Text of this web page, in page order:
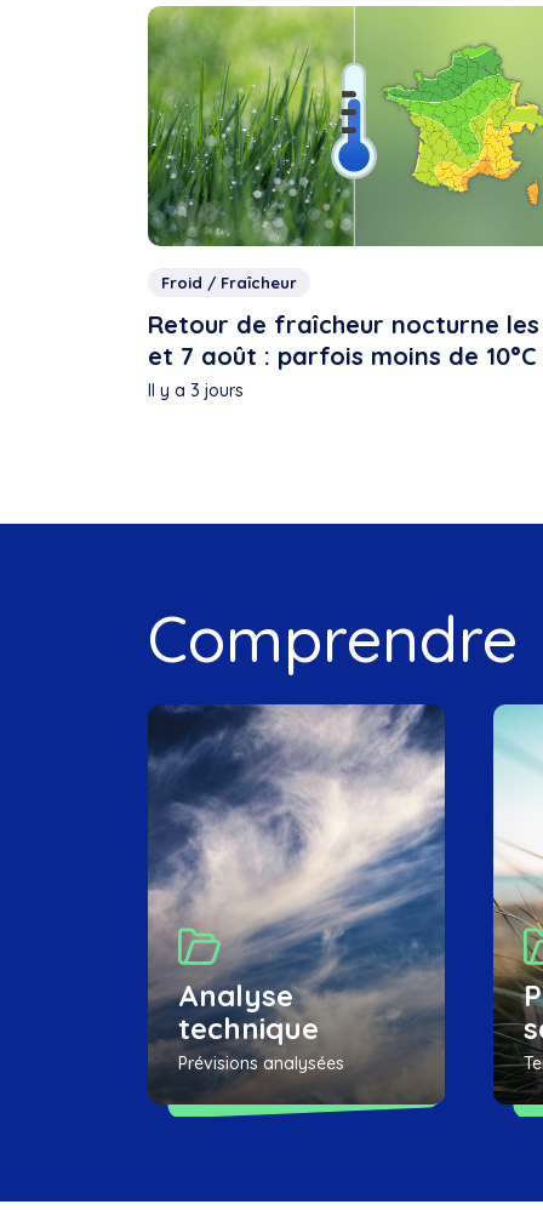
Froid / Fraîcheur
Retour de fraîcheur nocturne les
et 7 août : parfois moins de 10°C
Il y a 3 jours
Comprendre
Analyse
technique
Prévisions analysées